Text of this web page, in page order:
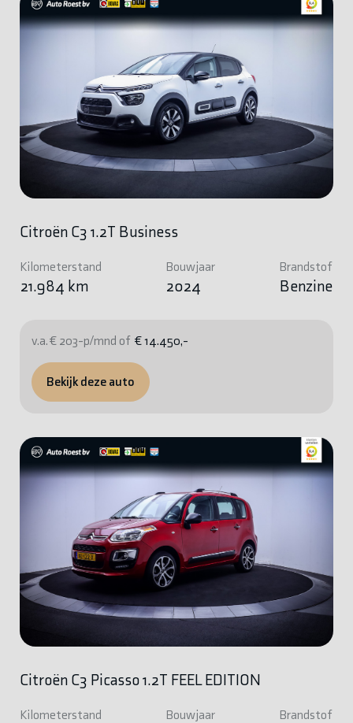
Citroën C3 1.2T Business
Kilometerstand
21.984 km
Bouwjaar
2024
Brandstof
Benzine
v.a. € 203-p/mnd of € 14.450,-
Bekijk deze auto
Citroën C3 Picasso 1.2T FEEL EDITION
Kilometerstand Bouwjaar Brandstof